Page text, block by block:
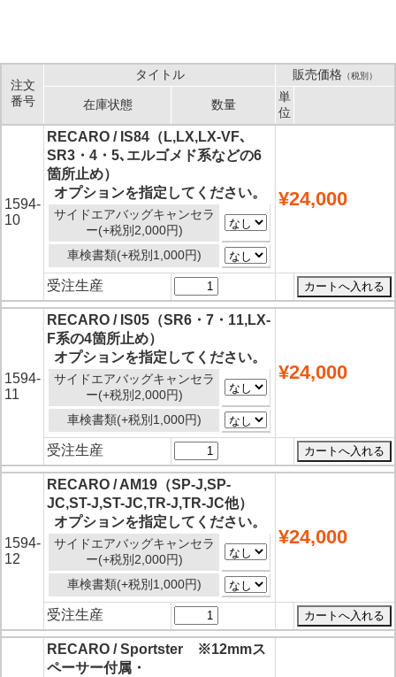
注文
番号
タイトル 販売価格 （税別）
在庫状態 数量
単
位
1594-
10
RECARO / IS84（L,LX,LX-VF､
SR3・4・5､エルゴメド系などの6
箇所止め）
オプションを指定してください。
サイドエアバッグキャンセラ
ー(+税別2,000円)
車検書類(+税別1,000円)
¥24,000
受注生産
1594-
11
RECARO / IS05（SR6・7・11,LX-
F系の4箇所止め）
オプションを指定してください。
サイドエアバッグキャンセラ
ー(+税別2,000円)
車検書類(+税別1,000円)
¥24,000
受注生産
1594-
12
RECARO / AM19（SP-J,SP-
JC,ST-J,ST-JC,TR-J,TR-JC他）
オプションを指定してください。
サイドエアバッグキャンセラ
ー(+税別2,000円)
車検書類(+税別1,000円)
¥24,000
受注生産
RECARO / Sportster ※12mmス
ペーサー付属・